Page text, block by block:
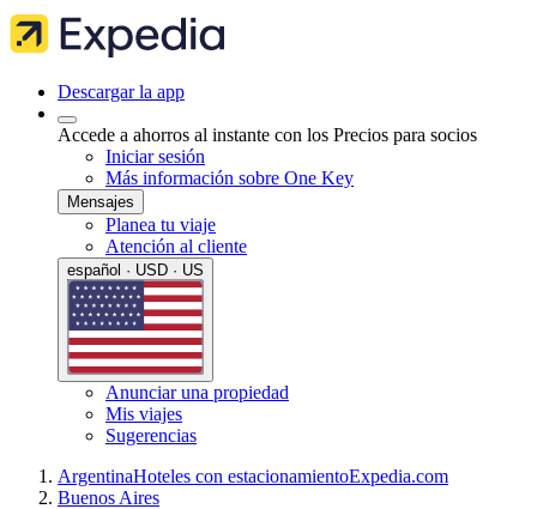
Descargar la app
Accede a ahorros al instante con los Precios para socios
Iniciar sesión
Más información sobre One Key
Mensajes
Planea tu viaje
Atención al cliente
español · USD · US
Anunciar una propiedad
Mis viajes
Sugerencias
ArgentinaHoteles con estacionamientoExpedia.com
Buenos Aires